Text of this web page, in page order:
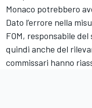
Monaco potrebbero
Dato l’errore nella
FOM, responsabile
quindi anche del
commissari hanno